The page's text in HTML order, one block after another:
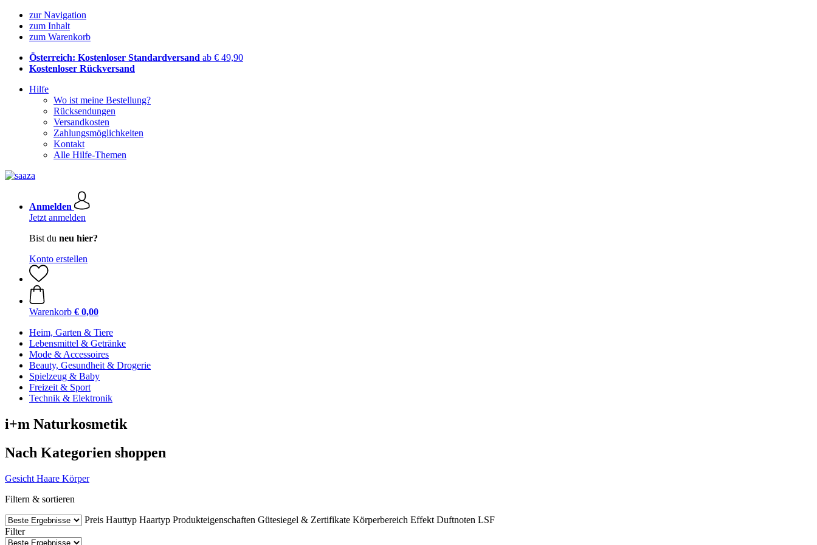
zur Navigation
zum Inhalt
zum Warenkorb
Österreich: Kostenloser Standardversand ab € 49,90
Kostenloser Rückversand
Hilfe
Wo ist meine Bestellung?
Rücksendungen
Versandkosten
Zahlungsmöglichkeiten
Kontakt
Alle Hilfe-Themen
Anmelden
Jetzt anmelden
Bist du neu hier?
Konto erstellen
Warenkorb € 0,00
Heim, Garten & Tiere
Lebensmittel & Getränke
Mode & Accessoires
Beauty, Gesundheit & Drogerie
Spielzeug & Baby
Freizeit & Sport
Technik & Elektronik
i+m Naturkosmetik
Nach Kategorien shoppen
Gesicht Haare Körper
Filtern & sortieren
Preis Hauttyp Haartyp Produkteigenschaften Gütesiegel & Zertifikate Körperbereich Effekt Duftnoten LSF
Filter